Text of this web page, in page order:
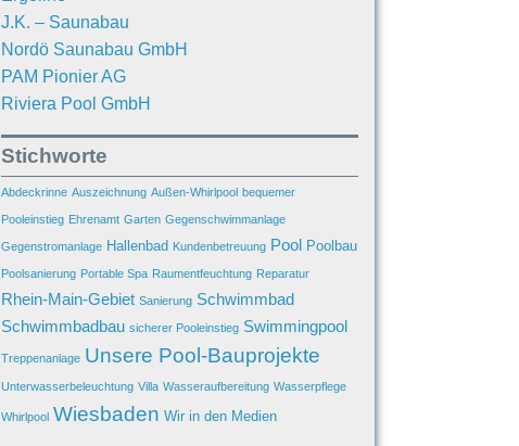
J.K. – Saunabau
Nordö Saunabau GmbH
PAM Pionier AG
Riviera Pool GmbH
Stichworte
Abdeckrinne Auszeichnung Außen-Whirlpool bequemer
Pooleinstieg Ehrenamt Garten Gegenschwimmanlage
Gegenstromanlage Hallenbad Kundenbetreuung Pool Poolbau
Poolsanierung Portable Spa Raumentfeuchtung Reparatur
Rhein-Main-Gebiet Sanierung Schwimmbad
Schwimmbadbau sicherer Pooleinstieg Swimmingpool
Treppenanlage Unsere Pool-Bauprojekte
Unterwasserbeleuchtung Villa Wasseraufbereitung Wasserpflege
Whirlpool Wiesbaden Wir in den Medien